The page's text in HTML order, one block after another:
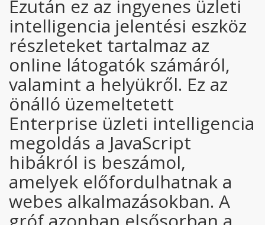
Ezután ez az ingyenes üzleti
intelligencia jelentési eszköz
részleteket tartalmaz az
online látogatók számáról,
valamint a helyükről. Ez az
önálló üzemeltetett
Enterprise üzleti intelligencia
megoldás a JavaScript
hibákról is beszámol,
amelyek előfordulhatnak a
webes alkalmazásokban. A